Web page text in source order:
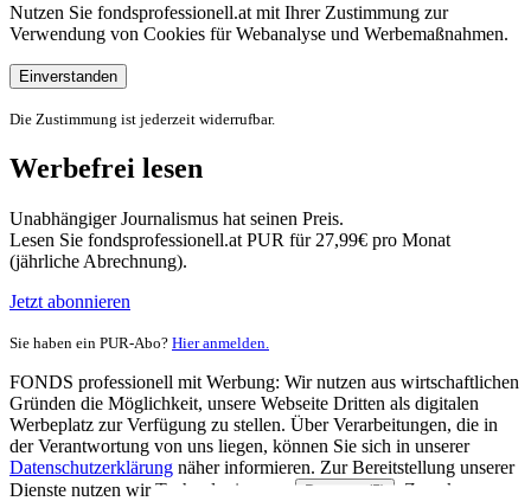
Nutzen Sie fondsprofessionell.at mit Ihrer Zustimmung zur
Verwendung von Cookies für Webanalyse und Werbemaßnahmen.
Einverstanden
Die Zustimmung ist jederzeit widerrufbar.
Werbefrei lesen
Unabhängiger Journalismus hat seinen Preis.
Lesen Sie fondsprofessionell.at PUR für 27,99€ pro Monat
(jährliche Abrechnung).
Jetzt abonnieren
Sie haben ein PUR-Abo? Hier anmelden.
FONDS professionell mit Werbung: Wir nutzen aus wirtschaftlichen
Gründen die Möglichkeit, unsere Webseite Dritten als digitalen
Werbeplatz zur Verfügung zu stellen. Über Verarbeitungen, die in
der Verantwortung von uns liegen, können Sie sich in unserer
Datenschutzerklärung näher informieren. Zur Bereitstellung unserer
Dienste nutzen wir Technologien von
Partnern (5)
. Zwecke: